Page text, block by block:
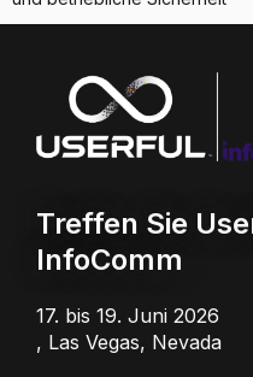
Treffen Sie
InfoComm
17. bis 19. Juni 2026
, Las Vegas, Nevada